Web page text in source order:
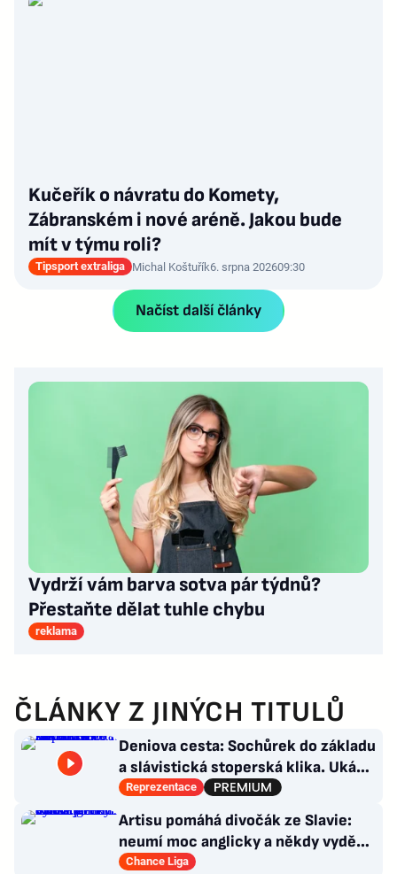
Kučeřík o návratu do Komety,
Zábranském i nové aréně. Jakou bude
mít v týmu roli?
Tipsport extraliga Michal Koštuřík6. srpna 202609:30
Načíst další články
Vydrží vám barva sotva pár týdnů?
Přestaňte dělat tuhle chybu
reklama
ČLÁNKY Z JINÝCH TITULŮ
Deniova cesta: Sochůrek do základu
a slávistická stoperská klika. Ukáže
i na Chorého?
Reprezentace
Artisu pomáhá divočák ze Slavie:
neumí moc anglicky a někdy vyděsí
trenéra. Čím?
Chance Liga